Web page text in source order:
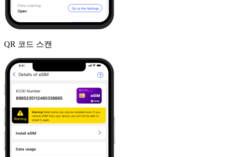
QR 코드 스캔